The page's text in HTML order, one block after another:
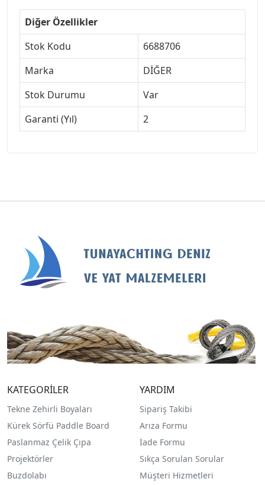
Diğer Özellikler
Stok Kodu
6688706
Marka
DİĞER
Stok Durumu
Var
Garanti (Yıl)
2
KATEGORİLER
Tekne Zehirli Boyaları
Kürek Sörfü Paddle Board
Paslanmaz Çelik Çıpa
Projektörler
Buzdolabı
YARDIM
Sipariş Takibi
Arıza Formu
İade Formu
Sıkça Sorulan Sorular
Müşteri Hizmetleri